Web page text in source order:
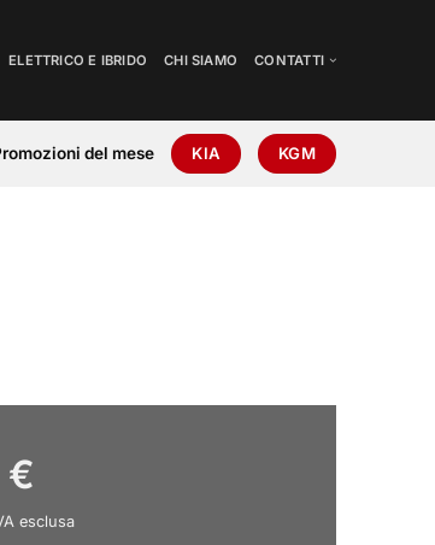
ELETTRICO E IBRIDO CHI SIAMO CONTATTI
del mese KIA KGM
€
esclusa